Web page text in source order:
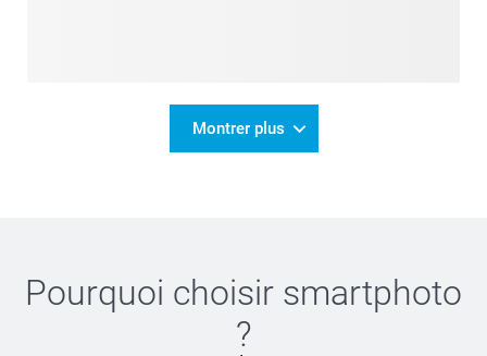
Montrer plus
Pourquoi choisir smartphoto
?